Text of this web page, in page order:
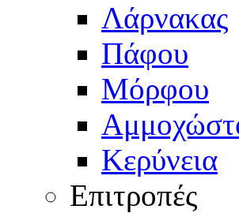
Λάρνακας
Πάφου
Μόρφου
Κερύνεια
Επιτροπές